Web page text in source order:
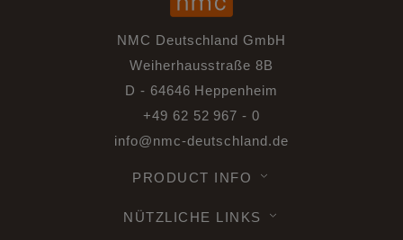
NMC Deutschland GmbH
Weiherhausstraße 8B
D - 64646 Heppenheim
+49 62 52 967 - 0
info@nmc-deutschland.de
PRODUCT INFO
NÜTZLICHE LINKS